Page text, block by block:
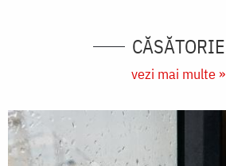
CĂSĂTORIE
vezi mai multe »